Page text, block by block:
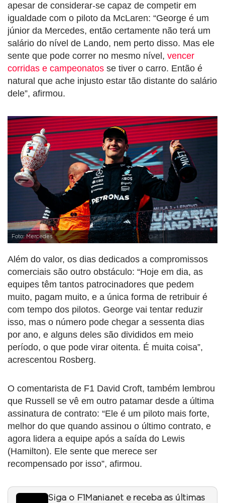
apesar de considerar-se capaz de competir em
igualdade com o piloto da McLaren: “George é um
júnior da Mercedes, então certamente não terá um
salário do nível de Lando, nem perto disso. Mas ele
sente que pode correr no mesmo nível, vencer
corridas e campeonatos se tiver o carro. Então é
natural que ache injusto estar tão distante do salário
dele”, afirmou.
Foto: Mercedes
Além do valor, os dias dedicados a compromissos
comerciais são outro obstáculo: “Hoje em dia, as
equipes têm tantos patrocinadores que pedem
muito, pagam muito, e a única forma de retribuir é
com tempo dos pilotos. George vai tentar reduzir
isso, mas o número pode chegar a sessenta dias
por ano, e alguns deles são divididos em meio
período, o que pode virar oitenta. É muita coisa”,
acrescentou Rosberg.
O comentarista de F1 David Croft, também lembrou
que Russell se vê em outro patamar desde a última
assinatura de contrato: “Ele é um piloto mais forte,
melhor do que quando assinou o último contrato, e
agora lidera a equipe após a saída do Lewis
(Hamilton). Ele sente que merece ser
recompensado por isso”, afirmou.
Siga o F1Mania.net e receba as últimas